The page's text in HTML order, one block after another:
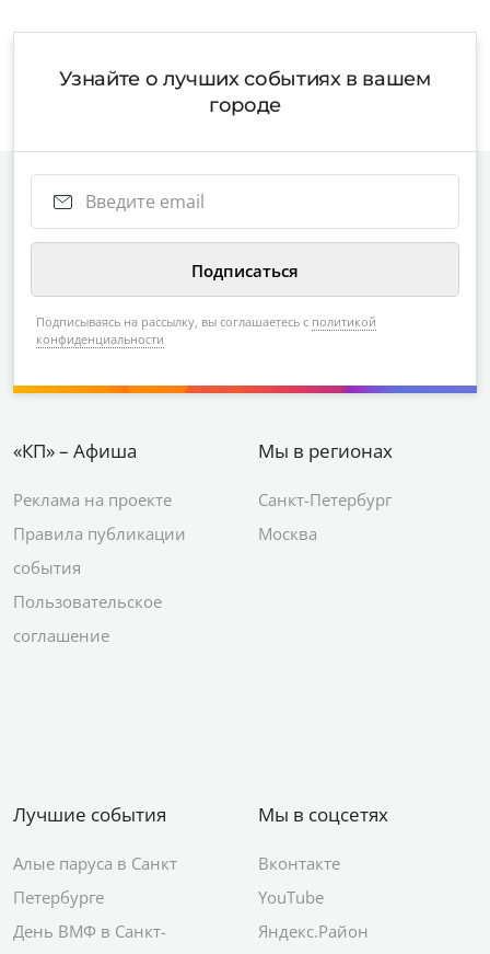
Узнайте о лучших событиях в вашем
городе
Подписываясь на рассылку, вы соглашаетесь с политикой
конфиденциальности
«КП» – Афиша
Реклама на проекте
Правила публикации
события
Пользовательское
соглашение
Мы в регионах
Санкт-Петербург
Москва
Лучшие события
Алые паруса в Санкт
Петербурге
День ВМФ в Санкт-
Мы в соцсетях
Вконтакте
YouTube
Яндекс.Район